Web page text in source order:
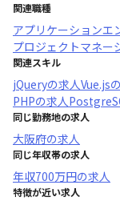
関連職種
アプリケーションエ
プロジェクトマネー
関連スキル
jQueryの求人Vue.js
PHPの求人
同じ勤務地の求人
大阪府の求人
同じ年収帯の求人
年収700万円の求人
特徴が近い求人